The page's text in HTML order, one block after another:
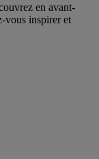
en avant-
vous inspirer et